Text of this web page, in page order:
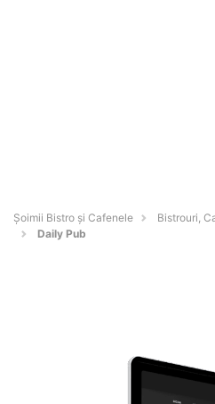
Șoimii Bistro și Cafenele
Bistrouri,
Daily Pub